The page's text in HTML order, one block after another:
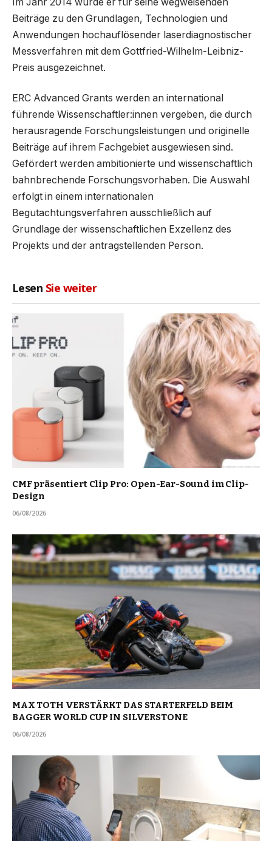
Beiträge zu den Grundlagen, Technologien und
Anwendungen hochauflösender laserdiagnostischer
Messverfahren mit dem Gottfried-Wilhelm-Leibniz-
Preis ausgezeichnet.
ERC Advanced Grants werden an international
führende Wissenschaftler:innen vergeben, die durch
herausragende Forschungsleistungen und originelle
Beiträge auf ihrem Fachgebiet ausgewiesen sind.
Gefördert werden ambitionierte und wissenschaftlich
bahnbrechende Forschungsvorhaben. Die Auswahl
erfolgt in einem internationalen
Begutachtungsverfahren ausschließlich auf
Grundlage der wissenschaftlichen Exzellenz des
Projekts und der antragstellenden Person.
Lesen Sie weiter
CMF präsentiert Clip Pro: Open-Ear-Sound im Clip-
Design
06/08/2026
MAX TOTH VERSTÄRKT DAS STARTERFELD BEIM
BAGGER WORLD CUP IN SILVERSTONE
06/08/2026